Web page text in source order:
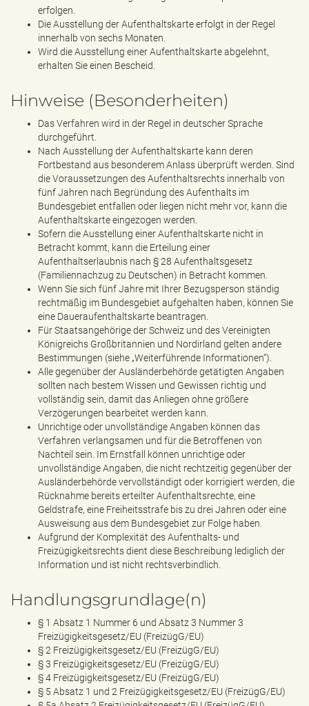
erfolgen.
Die Ausstellung der Aufenthaltskarte erfolgt in der Regel
innerhalb von sechs Monaten.
Wird die Ausstellung einer Aufenthaltskarte abgelehnt,
erhalten Sie einen Bescheid.
Hinweise (Besonderheiten)
Das Verfahren wird in der Regel in deutscher Sprache
durchgeführt.
Nach Ausstellung der Aufenthaltskarte kann deren
Fortbestand aus besonderem Anlass überprüft werden. Sind
die Voraussetzungen des Aufenthaltsrechts innerhalb von
fünf Jahren nach Begründung des Aufenthalts im
Bundesgebiet entfallen oder liegen nicht mehr vor, kann die
Aufenthaltskarte eingezogen werden.
Sofern die Ausstellung einer Aufenthaltskarte nicht in
Betracht kommt, kann die Erteilung einer
Aufenthaltserlaubnis nach § 28 Aufenthaltsgesetz
(Familiennachzug zu Deutschen) in Betracht kommen.
Wenn Sie sich fünf Jahre mit Ihrer Bezugsperson ständig
rechtmäßig im Bundesgebiet aufgehalten haben, können Sie
eine Daueraufenthaltskarte beantragen.
Für Staatsangehörige der Schweiz und des Vereinigten
Königreichs Großbritannien und Nordirland gelten andere
Bestimmungen (siehe „Weiterführende Informationen“).
Alle gegenüber der Ausländerbehörde getätigten Angaben
sollten nach bestem Wissen und Gewissen richtig und
vollständig sein, damit das Anliegen ohne größere
Verzögerungen bearbeitet werden kann.
Unrichtige oder unvollständige Angaben können das
Verfahren verlangsamen und für die Betroffenen von
Nachteil sein. Im Ernstfall können unrichtige oder
unvollständige Angaben, die nicht rechtzeitig gegenüber der
Ausländerbehörde vervollständigt oder korrigiert werden, die
Rücknahme bereits erteilter Aufenthaltsrechte, eine
Geldstrafe, eine Freiheitsstrafe bis zu drei Jahren oder eine
Ausweisung aus dem Bundesgebiet zur Folge haben.
Aufgrund der Komplexität des Aufenthalts- und
Freizügigkeitsrechts dient diese Beschreibung lediglich der
Information und ist nicht rechtsverbindlich.
Handlungsgrundlage(n)
§ 1 Absatz 1 Nummer 6 und Absatz 3 Nummer 3
Freizügigkeitsgesetz/EU (FreizügG/EU)
§ 2 Freizügigkeitsgesetz/EU (FreizügG/EU)
§ 3 Freizügigkeitsgesetz/EU (FreizügG/EU)
§ 4 Freizügigkeitsgesetz/EU (FreizügG/EU)
§ 5 Absatz 1 und 2 Freizügigkeitsgesetz/EU (FreizügG/EU)